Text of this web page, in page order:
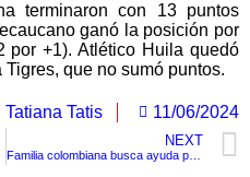
terminaron con 13 puntos
ganó la posición por
por +1). Atlético Huila quedó
que no sumó puntos.
Tatiana Tatis 11/06/2024
NEXT
Familia colombiana busca ayuda para acompañar a su hijo en Australia quien padece un raro Cáncer